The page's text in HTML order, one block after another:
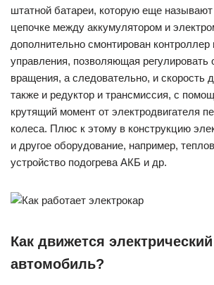
штатной батареи, которую еще
цепочке между аккумулятором и
дополнительно смонтирован контроллер
управления, позволяющая регулировать
вращения, а следовательно, и скорость
также и редуктор и трансмиссия, с
крутящий момент от электродвигателя
колеса. Плюс к этому в конструкцию
и другое оборудование, например,
устройство подогрева АКБ и др.
Как движется электрический
автомобиль?